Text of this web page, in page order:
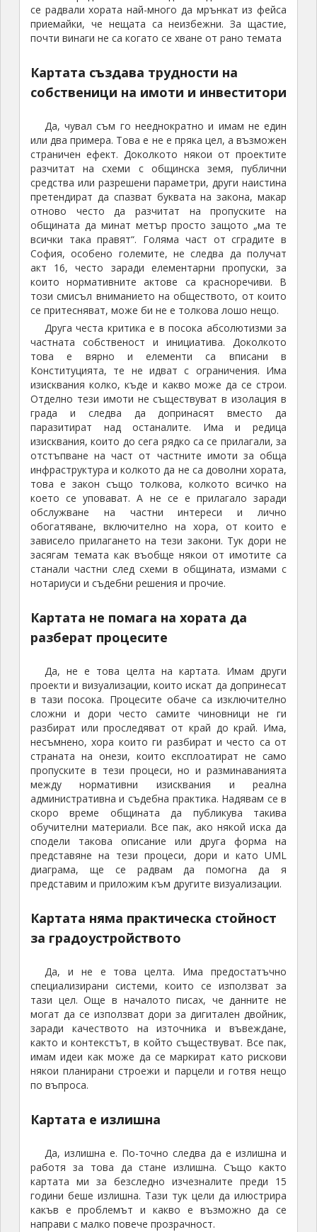
се радвали хората най-много да мрънкат из фейса
приемайки, че нещата са неизбежни. За щастие,
почти винаги не са когато се хване от рано темата
Картата създава трудности на
собственици на имоти и инвеститори
Да, чувал съм го нееднократно и имам не един
или два примера. Това е не е пряка цел, а възможен
страничен ефект. Доколкото някои от проектите
разчитат на схеми с общинска земя, публични
средства или разрешени параметри, други наистина
претендират да спазват буквата на закона, макар
отново често да разчитат на пропуските на
общината да минат метър просто защото „ма те
всички така правят“. Голяма част от сградите в
София, особено големите, не следва да получат
акт 16, често заради елементарни пропуски, за
които нормативните актове са красноречиви. В
този смисъл вниманието на обществото, от които
се притесняват, може би не е толкова лошо нещо.
Друга честа критика е в посока абсолютизми за
частната собственост и инициатива. Доколкото
това е вярно и елементи са вписани в
Конституцията, те не идват с ограничения. Има
изисквания колко, къде и какво може да се строи.
Отделно тези имоти не съществуват в изолация в
града и следва да допринасят вместо да
паразитират над останалите. Има и редица
изисквания, които до сега рядко са се прилагали, за
отстъпване на част от частните имоти за обща
инфраструктура и колкото да не са доволни хората,
това е закон също толкова, колкото всичко на
което се уповават. А не се е прилагало заради
обслужване на частни интереси и лично
обогатяване, включително на хора, от които е
зависело прилагането на тези закони. Тук дори не
засягам темата как въобще някои от имотите са
станали частни след схеми в общината, измами с
нотариуси и съдебни решения и прочие.
Картата не помага на хората да
разберат процесите
Да, не е това целта на картата. Имам други
проекти и визуализации, които искат да допринесат
в тази посока. Процесите обаче са изключително
сложни и дори често самите чиновници не ги
разбират или проследяват от край до край. Има,
несъмнено, хора които ги разбират и често са от
страната на онези, които експлоатират не само
пропуските в тези процеси, но и разминаванията
между нормативни изисквания и реална
административна и съдебна практика. Надявам се в
скоро време общината да публикува такива
обучителни материали. Все пак, ако някой иска да
сподели такова описание или друга форма на
представяне на тези процеси, дори и като UML
диаграма, ще се радвам да помогна да я
представим и приложим към другите визуализации.
Картата няма практическа стойност
за градоустройството
Да, и не е това целта. Има предостатъчно
специализирани системи, които се използват за
тази цел. Още в началото писах, че данните не
могат да се използват дори за дигитален двойник,
заради качеството на източника и въвеждане,
както и контекстът, в който съществуват. Все пак,
имам идеи как може да се маркират като рискови
някои планирани строежи и парцели и готвя нещо
по въпроса.
Картата е излишна
Да, излишна е. По-точно следва да е излишна и
работя за това да стане излишна. Също както
картата ми за безследно изчезналите преди 15
години беше излишна. Тази тук цели да илюстрира
какъв е проблемът и какво е възможно да се
направи с малко повече прозрачност.